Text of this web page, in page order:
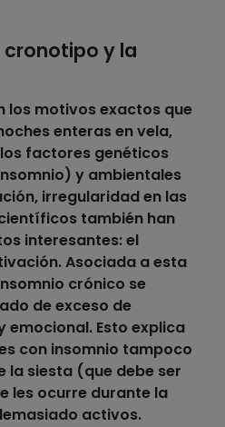
cronotipo y la
los motivos exactos que
enteras en vela,
factores genéticos
y ambientales
irregularidad en las
también han
interesantes: el
. Asociada a esta
crónico se
de exceso de
Esto explica
con insomnio tampoco
la siesta (que debe ser
les ocurre durante la
activos.